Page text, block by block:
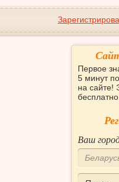
Первое
5 минут
на сайте!
бесплатно.
Ваш